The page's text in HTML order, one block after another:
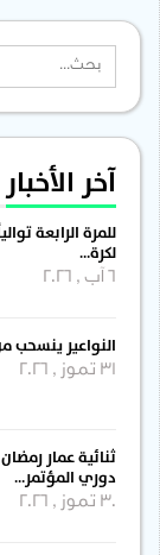
آخر الأخبار
للمرة الرابعة
لكرة…
النواعير ينسحب
31 تموز , 2026
ثنائية عمار
دوري المؤتمر…
30 تموز , 2026